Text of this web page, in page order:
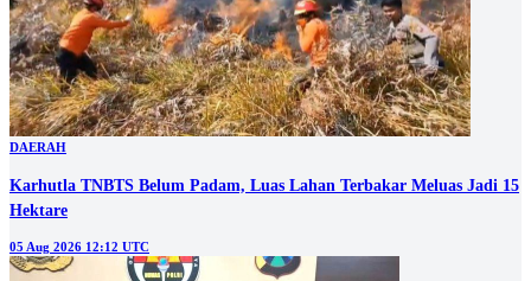
DAERAH
Karhutla TNBTS Belum Padam, Luas Lahan Terbakar Meluas Jadi 15
Hektare
05 Aug 2026 12:12 UTC